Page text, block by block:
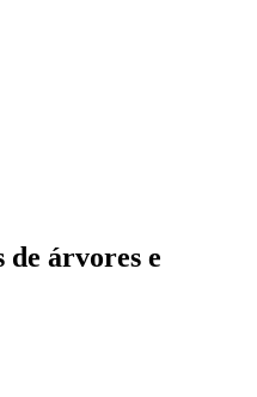
de árvores e